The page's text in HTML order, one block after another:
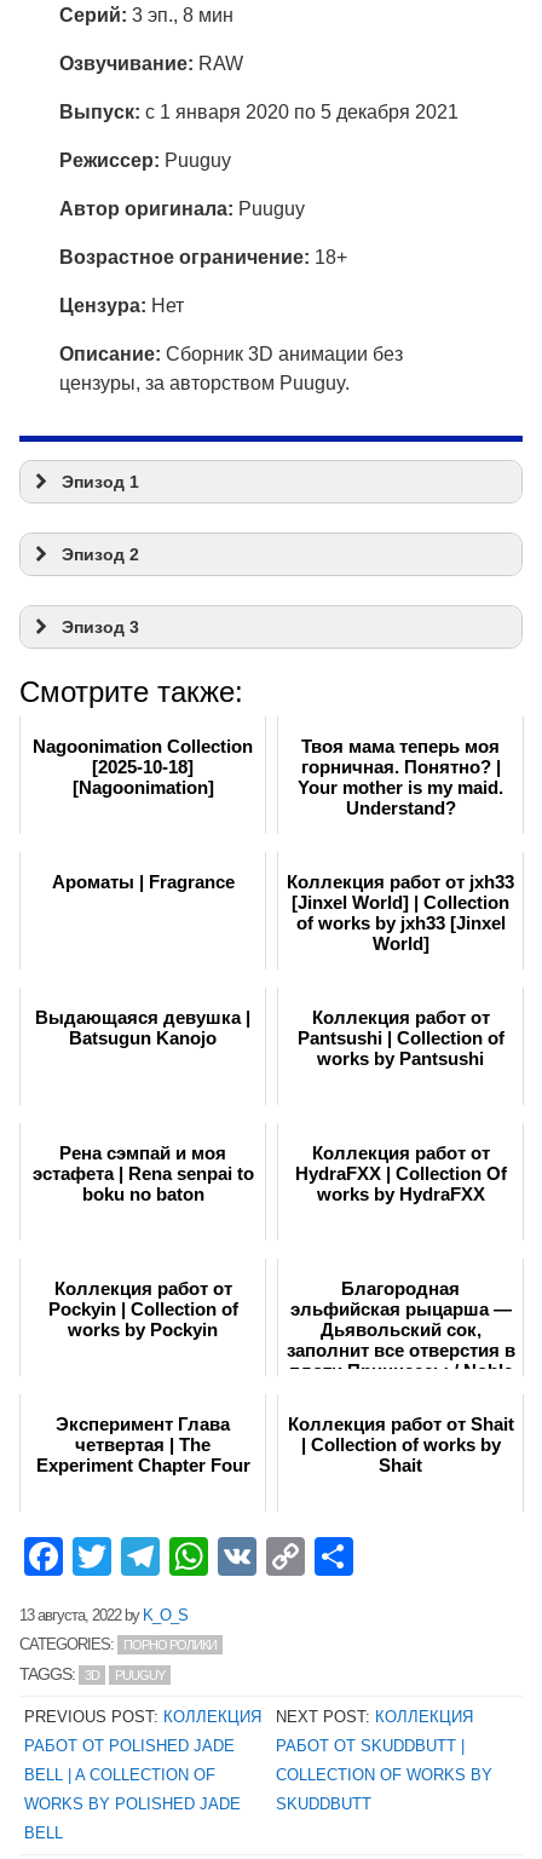
Cерий:3 эп., 8 мин
Озвучивание: RAW
Выпуск:с 1 января 2020 по 5 декабря 2021
Режиссер: Puuguy
Автор оригинала: Puuguy
Возрастное ограничение: 18+
Цензура: Нет
Описание:Сборник 3D анимации без
цензуры, за авторством Puuguy.
Эпизод 1
Эпизод 2
Эпизод 3
Смотрите также:
Nagoonimation Collection
[2025-10-18]
[Nagoonimation]
Твоя мама теперь моя
горничная. Понятно? |
Your mother is my maid.
Understand?
Ароматы | Fragrance
Коллекция работ от jxh33
[Jinxel World] | Collection
of works by jxh33 [Jinxel
World]
Выдающаяся девушка |
Batsugun Kanojo
Коллекция работ от
Pantsushi | Collection of
works by Pantsushi
Рена сэмпай и моя
эстафета | Rena senpai to
boku no baton
Коллекция работ от
HydraFXX | Collection Of
works by HydraFXX
Коллекция работ от
Pockyin | Collection of
works by Pockyin
Благородная
эльфийская рыцарша —
Дьявольский сок,
заполнит все отверстия в
плоти Принцессы / Noble
Эксперимент Глава
четвертая | The
Experiment Chapter Four
Коллекция работ от Shait
| Collection of works by
Shait
Facebook
TwitterTelegram
WhatsApp
VK Copy
13 августа, 2022by K_O_S
CATEGORIES:
ПОРНО РОЛИКИ
TAGGS: 3D PUUGUY
PREVIOUS POST: КОЛЛЕКЦИЯ
РАБОТ ОТ POLISHED JADE
BELL | A COLLECTION OF
WORKS BY POLISHED JADE
BELL
NEXT POST: КОЛЛЕКЦИЯ
РАБОТ ОТ SKUDDBUTT |
COLLECTION OF WORKS BY
SKUDDBUTT